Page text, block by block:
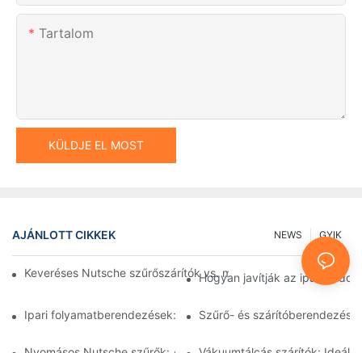
Tartalom
KÜLDJE EL MOST
AJÁNLOTT CIKKEK GYIK
NEWS
Keveréses Nutsche szűrőszárítók vs. más szárítási módszerek:
Hogyan javítják az ipari
Ipari folyamatberendezések: Az innovációk alakítják a jövőt
Szűrő- és